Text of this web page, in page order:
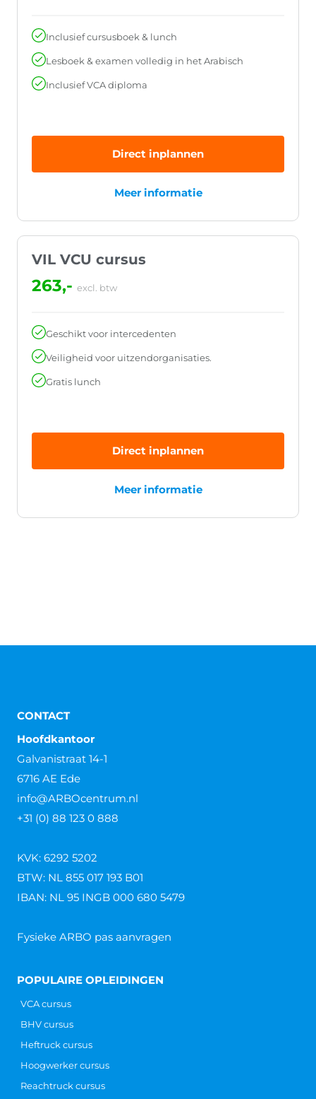
Inclusief cursusboek & lunch
Lesboek & examen volledig in het Arabisch
Inclusief VCA diploma
Direct inplannen
Meer informatie
VIL VCU cursus
263,- excl. btw
Geschikt voor intercedenten
Veiligheid voor uitzendorganisaties.
Gratis lunch
Direct inplannen
Meer informatie
CONTACT
Hoofdkantoor
Galvanistraat 14-1
6716 AE Ede
info@ARBOcentrum.nl
+31 (0) 88 123 0 888
KVK: 6292 5202
BTW: NL 855 017 193 B01
IBAN: NL 95 INGB 000 680 5479
Fysieke ARBO pas aanvragen
POPULAIRE OPLEIDINGEN
VCA cursus
BHV cursus
Heftruck cursus
Hoogwerker cursus
Reachtruck cursus